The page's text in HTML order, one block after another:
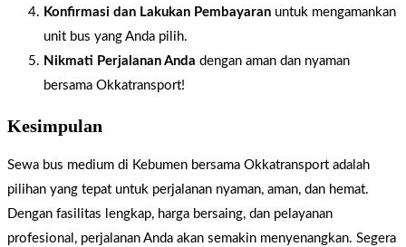
Konfirmasi dan Lakukan Pembayaran untuk mengamankan
unit bus yang Anda pilih.
Nikmati Perjalanan Anda dengan aman dan nyaman
bersama Okkatransport!
Kesimpulan
Sewa bus medium di Kebumen bersama Okkatransport adalah
pilihan yang tepat untuk perjalanan nyaman, aman, dan hemat.
Dengan fasilitas lengkap, harga bersaing, dan pelayanan
profesional, perjalanan Anda akan semakin menyenangkan. Segera